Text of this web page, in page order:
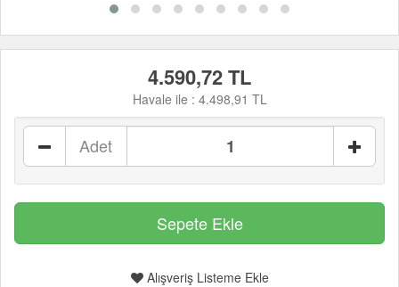
4.590,72 TL
Havale ile : 4.498,91 TL
Adet
Alışveriş Listeme Ekle